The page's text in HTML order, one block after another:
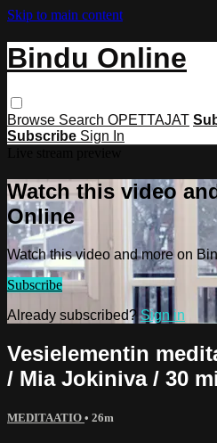
Skip to main content
Bindu Online
Browse Search OPETTAJAT
Subscribe Sign In
Watch this video
Online
Watch this video and more on
Subscribe
Already subscribed?Sign in
Vesielementin
/ Mia Jokiniva / 30
MEDITAATIO • 26m